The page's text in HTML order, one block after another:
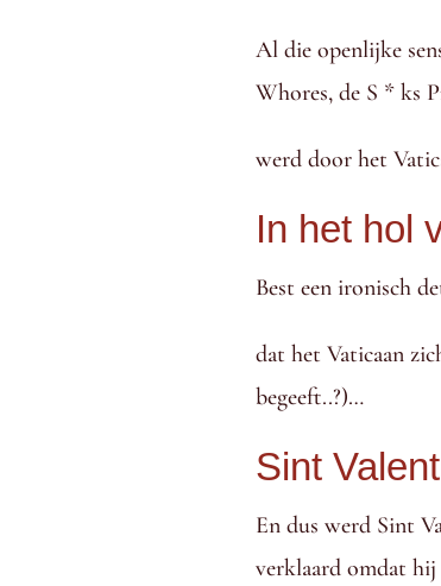
Al die openlijke
Whores, de S * ks
werd door het
In het hol
Best een ironisch
dat het Vaticaan
begeeft..?)…
Sint
En dus werd Sint
verklaard omdat